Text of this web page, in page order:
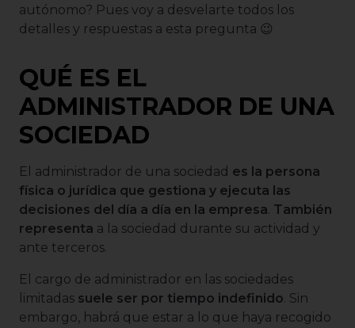
autónomo? Pues voy a desvelarte todos los
detalles y respuestas a esta pregunta 😉
QUÉ ES EL
ADMINISTRADOR DE UNA
SOCIEDAD
El administrador de una sociedad es la persona
física o jurídica que gestiona y ejecuta las
decisiones del día a día en la empresa. También
representa a la sociedad durante su actividad y
ante terceros.
El cargo de administrador en las sociedades
limitadas suele ser por tiempo indefinido. Sin
embargo, habrá que estar a lo que haya recogido